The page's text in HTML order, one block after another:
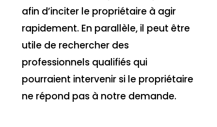
afin d’inciter le propriétaire à agir
rapidement. En parallèle, il peut être
utile de rechercher des
professionnels qualifiés qui
pourraient intervenir si le propriétaire
ne répond pas à notre demande.